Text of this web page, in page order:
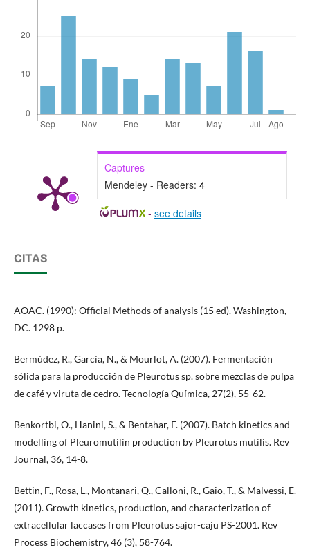
Captures
Mendeley - Readers: 4
- see details
CITAS
AOAC. (1990): Official Methods of analysis (15 ed). Washington,
DC. 1298 p.
Bermúdez, R., García, N., & Mourlot, A. (2007). Fermentación
sólida para la producción de Pleurotus sp. sobre mezclas de pulpa
de café y viruta de cedro. Tecnología Química, 27(2), 55-62.
Benkortbi, O., Hanini, S., & Bentahar, F. (2007). Batch kinetics and
modelling of Pleuromutilin production by Pleurotus mutilis. Rev
Journal, 36, 14-8.
Bettin, F., Rosa, L., Montanari, Q., Calloni, R., Gaio, T., & Malvessi, E.
(2011). Growth kinetics, production, and characterization of
extracellular laccases from Pleurotus sajor-caju PS-2001. Rev
Process Biochemistry, 46 (3), 58-764.